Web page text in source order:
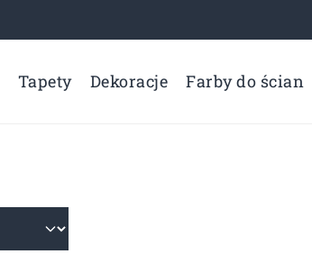
Tapety Dekoracje Farby do ścian